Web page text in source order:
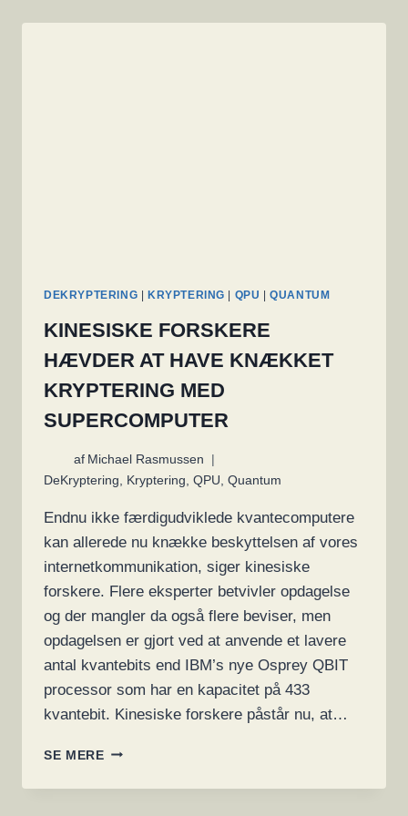
DEKRYPTERING KRYPTERING QPU |QUANTUM
KINESISKE FORSKERE
HÆVDER AT HAVE KNÆKKET
KRYPTERING MED
SUPERCOMPUTER
af Michael Rasmussen
DeKryptering
Kryptering QPU Quantum
Endnu ikke færdigudviklede kvantecomputere
kan allerede nu knække beskyttelsen af vores
internetkommunikation, siger kinesiske
forskere. Flere eksperter betvivler opdagelse
og der mangler da også flere beviser, men
opdagelsen er gjort ved at anvende et lavere
antal kvantebits end IBM’s nye Osprey QBIT
processor som har en kapacitet på 433
kvantebit. Kinesiske forskere påstår nu, at…
SE MEREKINESISKE
HÆVDER